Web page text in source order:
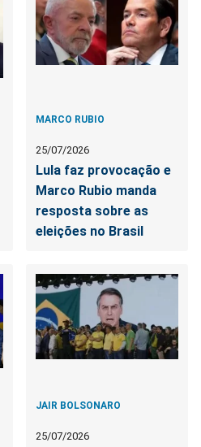
MARCO RUBIO
25/07/2026
Lula faz provocação e
Marco Rubio manda
resposta sobre as
eleições no Brasil
JAIR BOLSONARO
25/07/2026